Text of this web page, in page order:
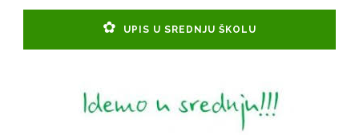
UPIS U SREDNJU ŠKOLU